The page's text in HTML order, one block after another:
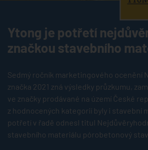
Ytong je potřetí
značkou stavebního
Sedmý ročník marketingového ocenění
značka 2021 zná výsledky průzkumu,
ve značky prodávané na území České
z hodnocených kategorií byly i stavební
potřetí v řadě odnesl titul
stavebního materiálu pórobetonový